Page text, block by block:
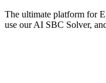
The ultimate platform for
use our AI SBC Solver,